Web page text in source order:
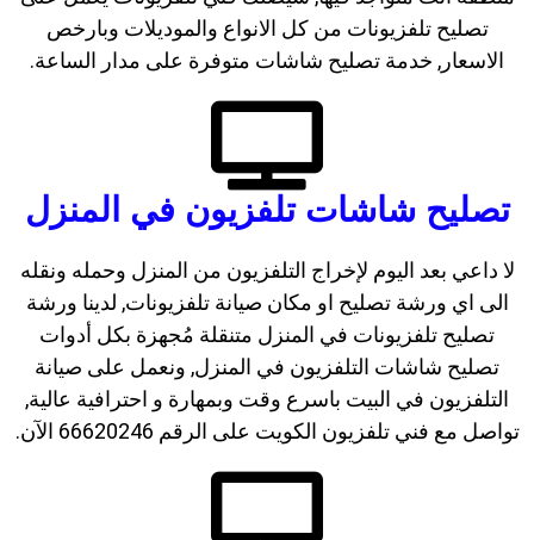
تصليح تلفزيونات من كل الانواع والموديلات وبارخص
الاسعار, خدمة تصليح شاشات متوفرة على مدار الساعة.
تصليح شاشات تلفزيون في المنزل
لا داعي بعد اليوم لإخراج التلفزيون من المنزل وحمله ونقله
الى اي ورشة تصليح او مكان صيانة تلفزيونات, لدينا ورشة
تصليح تلفزيونات في المنزل متنقلة مُجهزة بكل أدوات
تصليح شاشات التلفزيون في المنزل, ونعمل على صيانة
التلفزيون في البيت باسرع وقت وبمهارة و احترافية عالية,
تواصل مع فني تلفزيون الكويت على الرقم 66620246 الآن.